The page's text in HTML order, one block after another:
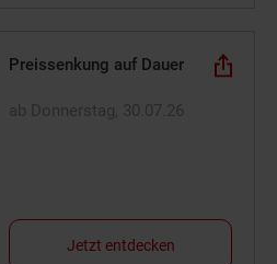
Preissenkung auf Dauer
Jetzt entdecken